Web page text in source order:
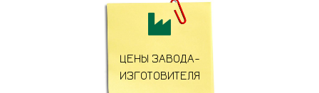

ЦЕНЫ ЗАВОДА-
ИЗГОТОВИТЕЛЯ